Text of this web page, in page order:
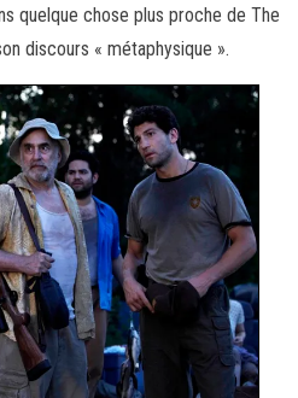
quelque chose plus proche de The
discours « métaphysique ».